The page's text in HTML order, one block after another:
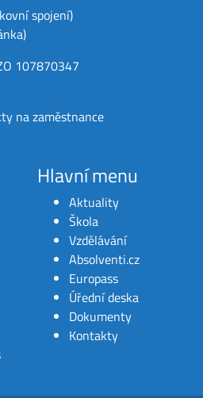
spojení)
107870347
na zaměstnance
Hlavní menu
Aktuality
Škola
Vzdělávání
Absolventi.cz
Europass
Úřední deska
Dokumenty
Kontakty